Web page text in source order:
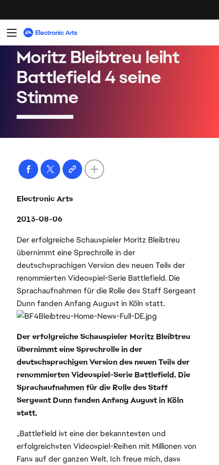
Electronic Arts
2013-08-06
Der erfolgreiche Schauspieler Moritz Bleibtreu
übernimmt eine Sprechrolle in der
deutschsprachigen Version des neuen Teils der
renommierten Videospiel-Serie Battlefield. Die
Sprachaufnahmen für die Rolle des Staff Sergeant
Dunn fanden Anfang August in Köln statt.
Der erfolgreiche Schauspieler Moritz Bleibtreu
übernimmt eine Sprechrolle in der
deutschsprachigen Version des neuen Teils der
renommierten Videospiel-Serie Battlefield. Die
Sprachaufnahmen für die Rolle des Staff
Sergeant Dunn fanden Anfang August in Köln
statt.
„Battlefield ist eine der bekanntesten und
erfolgreichsten Videospiel-Reihen mit Millionen von
Fans auf der ganzen Welt. Ich freue mich, dass